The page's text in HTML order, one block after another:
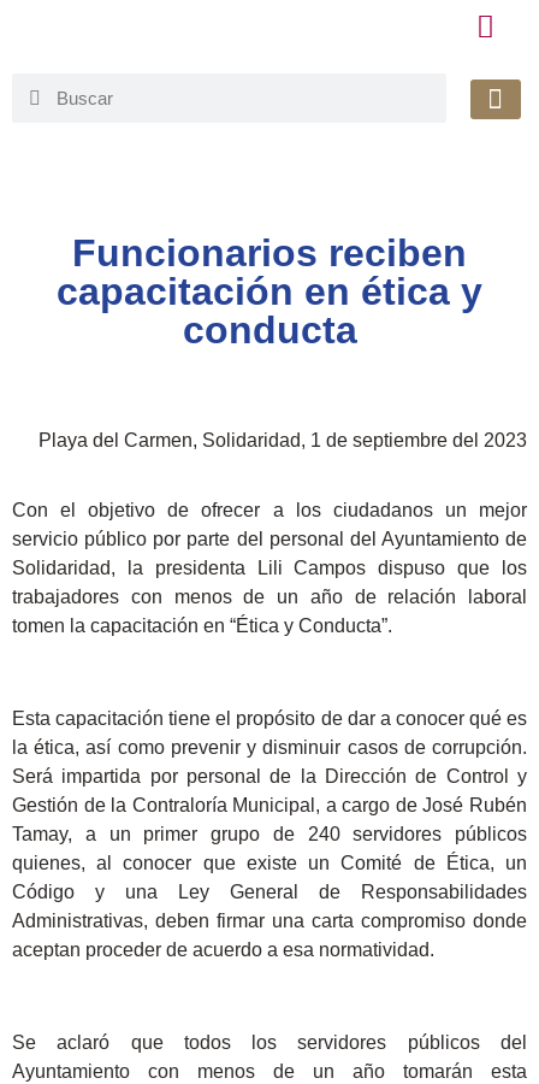
Funcionarios reciben
capacitación en ética y
conducta
Playa del Carmen, Solidaridad, 1 de septiembre del 2023
Con el objetivo de ofrecer a los ciudadanos un mejor
servicio público por parte del personal del Ayuntamiento de
Solidaridad, la presidenta Lili Campos dispuso que los
trabajadores con menos de un año de relación laboral
tomen la capacitación en “Ética y Conducta”.
Esta capacitación tiene el propósito de dar a conocer qué es
la ética, así como prevenir y disminuir casos de corrupción.
Será impartida por personal de la Dirección de Control y
Gestión de la Contraloría Municipal, a cargo de José Rubén
Tamay, a un primer grupo de 240 servidores públicos
quienes, al conocer que existe un Comité de Ética, un
Código y una Ley General de Responsabilidades
Administrativas, deben firmar una carta compromiso donde
aceptan proceder de acuerdo a esa normatividad.
Se aclaró que todos los servidores públicos del
Ayuntamiento con menos de un año tomarán esta